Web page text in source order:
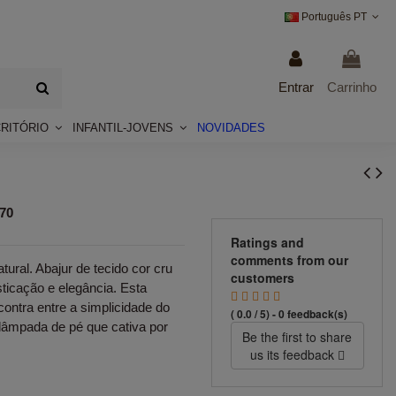
Português PT
Entrar Carrinho
INFANTIL-JOVENS NOVIDADES
Abajur de tecido cor cru
e elegância. Esta
entre a simplicidade do
de pé que cativa por
Ratings and
comments from our
customers
( 0.0 / 5) - 0 feedback(s)
Be the first to share
us its feedback